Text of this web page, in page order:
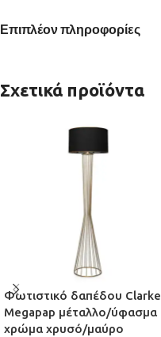
Επιπλέον πληροφορίες
Σχετικά προϊόντα
Φωτιστικό δαπέδου Clarke
Megapap μέταλλο/ύφασμα
χρώμα χρυσό/μαύρο